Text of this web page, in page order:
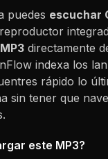
puedes escuchar
directamente
indexa los
rápido lo
sin tener que
este MP3?